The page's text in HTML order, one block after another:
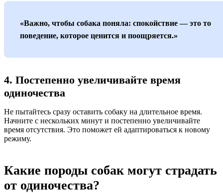
«Важно, чтобы собака поняла: спокойствие — это то
поведение, которое ценится и поощряется.»
4. Постепенно увеличивайте время
одиночества
Не пытайтесь сразу оставить собаку на длительное время.
Начните с нескольких минут и постепенно увеличивайте
время отсутствия. Это поможет ей адаптироваться к новому
режиму.
Какие породы собак могут страдать
от одиночества?